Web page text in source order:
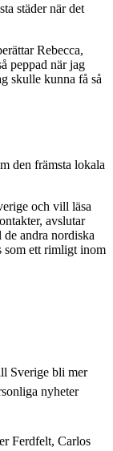
städer när det
Rebecca,
peppad när jag
skulle kunna få så
den främsta lokala
och vill läsa
avslutar
andra nordiska
som ett rimligt inom
Sverige bli mer
nyheter
Ferdfelt, Carlos